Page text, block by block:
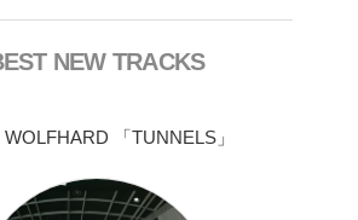
NEW TRACKS
WOLFHARD 「TUNNELS」